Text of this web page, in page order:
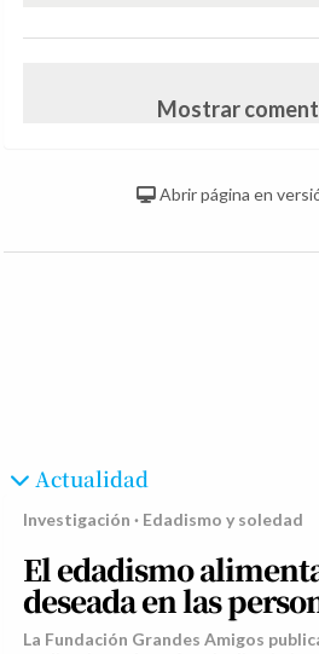
Mostrar
Abrir página en
Actualidad
Investigación · Edadismo y soledad
El edadismo
deseada en las
La Fundación Grandes Amigos